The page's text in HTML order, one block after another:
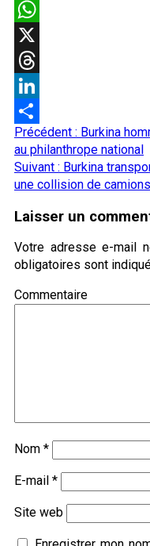
Email
WhatsApp
X
Threads
LinkedIn
Partager
Navigation
d’article
Précédent : Burkina
au philanthrope national
Suivant : Burkina
une collision de camions
Laisser un
Votre adresse e-mail
obligatoires sont
Nom *
E-mail *
Site web